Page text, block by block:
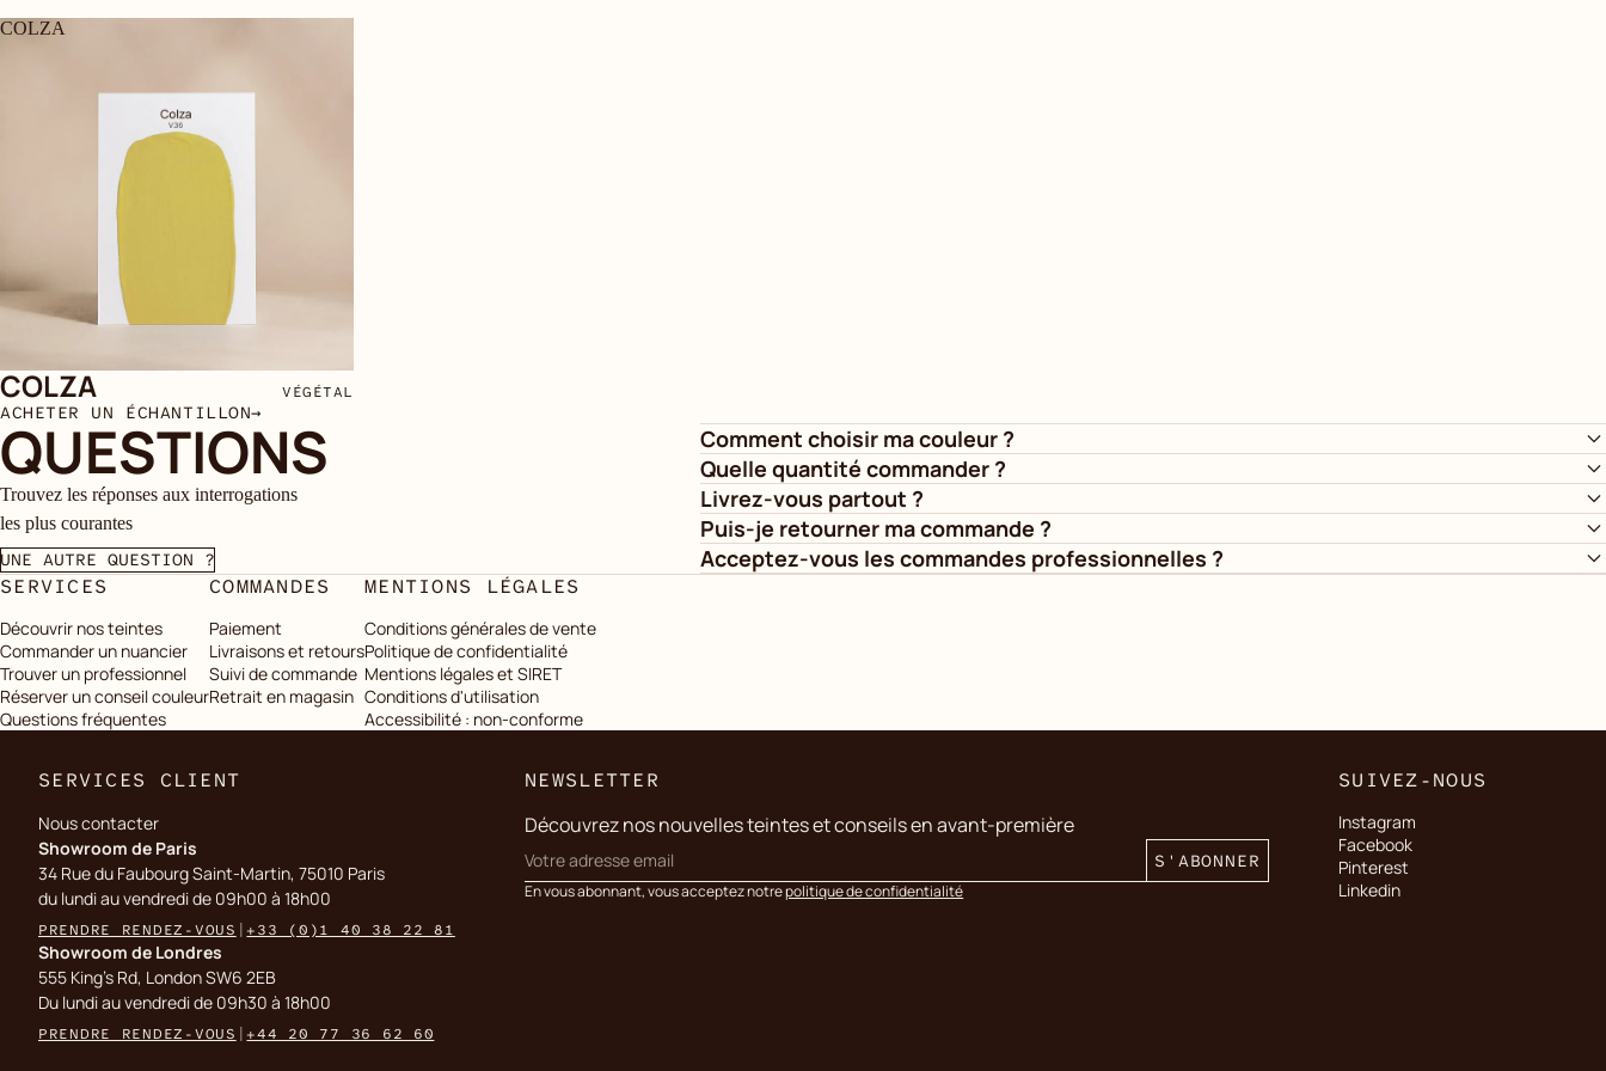
COLZA
COLZA VÉGÉTAL
ACHETER UN ÉCHANTILLON→
QUESTIONS
Trouvez les réponses aux interrogations
les plus courantes
UNE AUTRE QUESTION ?
Comment choisir ma couleur ?
Quelle quantité commander ?
Livrez-vous partout ?
Puis-je retourner ma commande ?
Acceptez-vous les commandes professionnelles ?
SERVICES
Découvrir nos teintes
Commander un nuancier
Trouver un professionnel
Réserver un conseil couleur
Questions fréquentes
COMMANDES
Paiement
Livraisons et retours
Suivi de commande
Retrait en magasin
MENTIONS LÉGALES
Conditions générales de vente
Politique de confidentialité
Mentions légales et SIRET
Conditions d'utilisation
Accessibilité : non-conforme
SERVICES CLIENT
Nous contacter
Showroom de Paris
34 Rue du Faubourg Saint-Martin, 75010 Paris
du lundi au vendredi de 09h00 à 18h00
PRENDRE RENDEZ-VOUS +33 (0)1 40 38 22 81
Showroom de Londres
555 King's Rd, London SW6 2EB
Du lundi au vendredi de 09h30 à 18h00
PRENDRE RENDEZ-VOUS +44 20 77 36 62 60
NEWSLETTER
Découvrez nos nouvelles teintes et conseils en avant-première
S'ABONNER
En vous abonnant, vous acceptez notrepolitique de confidentialité
SUIVEZ-NOUS
Instagram
Facebook
Pinterest
Linkedin